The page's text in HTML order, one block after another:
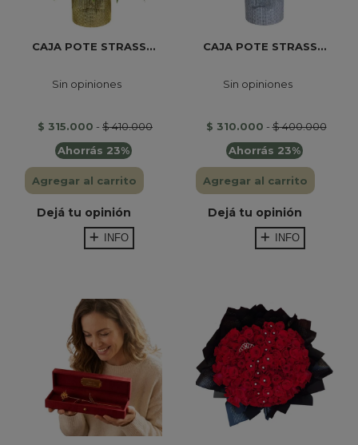
CAJA POTE STRASS...
Sin opiniones
$ 315.000 - $ 410.000
Ahorrás 23%
Agregar al carrito
Dejá tu opinión
INFO
CAJA POTE STRASS...
Sin opiniones
$ 310.000 -$ 400.000
Ahorrás 23%
Agregar al carrito
Dejá tu opinión
INFO